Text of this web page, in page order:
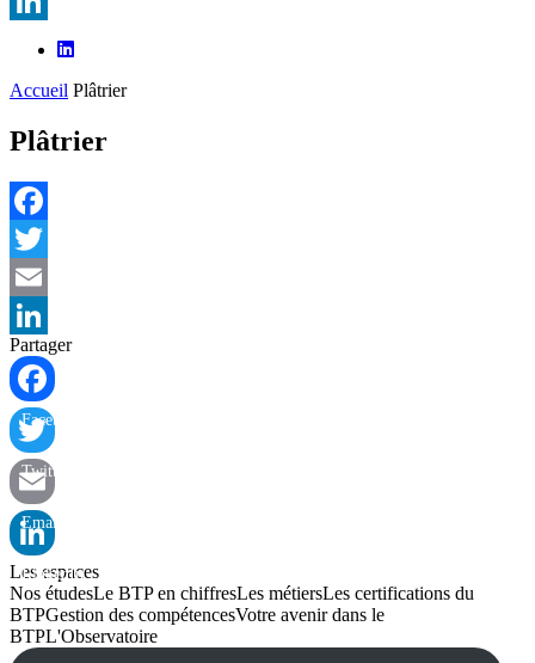
LinkedIn
Accueil Plâtrier
Plâtrier
Facebook
Twitter
Email
LinkedIn
Partager
Facebook
Twitter
Email
LinkedIn
Les espaces
Nos étudesLe BTP en chiffresLes métiersLes certifications du
BTPGestion des compétencesVotre avenir dans le
BTPL'Observatoire